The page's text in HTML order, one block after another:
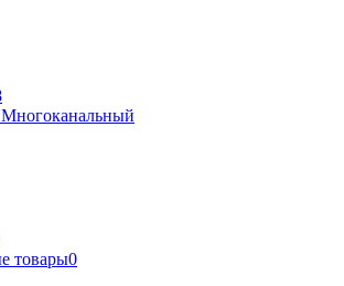
Многоканальный
товары0